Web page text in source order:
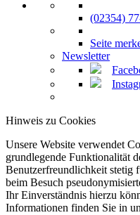
(02354)
Seite
Newsletter
Hinweis zu Cookies
Unsere Website verwendet
grundlegende Funktionalität
Benutzerfreundlichkeit stetig
beim Besuch
Ihr Einverständnis hierzu
Informationen finden Sie in